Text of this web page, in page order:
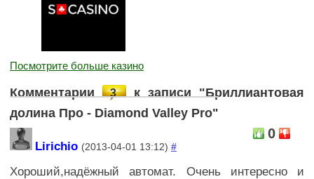
Посмотрите больше казино
Комментарии 3
к записи "Бриллиантовая
долина Про - Diamond Valley Pro"
Lirichio (2013-04-01 13:12) #
0
Хороший,надёжный автомат. Очень интересно и